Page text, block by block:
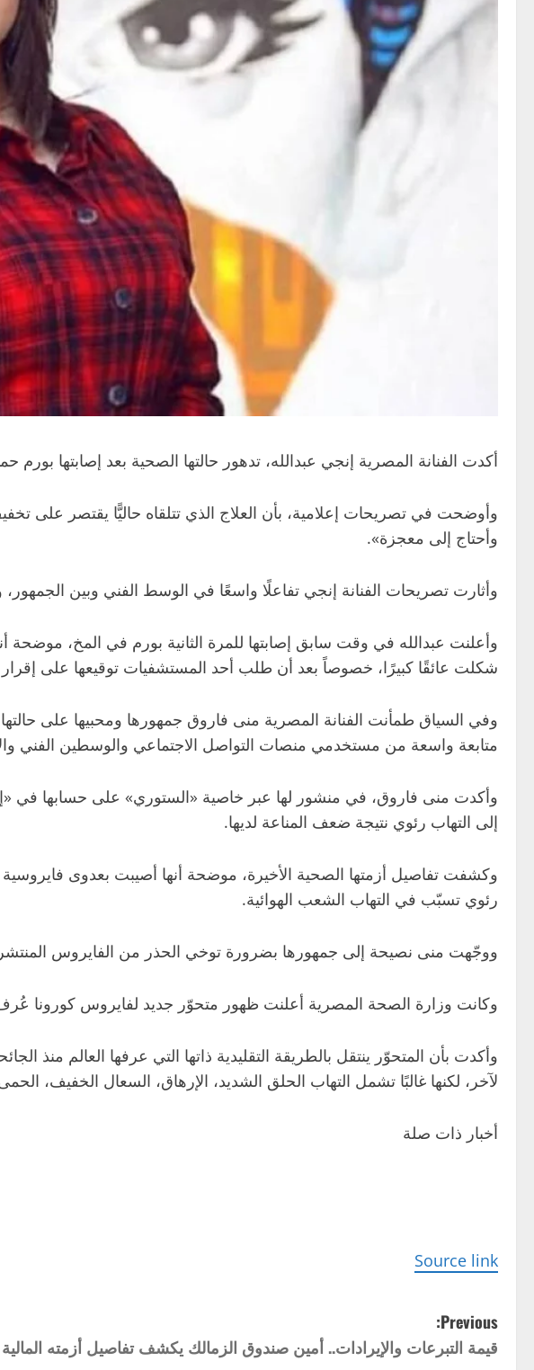
أكدت الفنانة المصرية إنجي عبدالله، تدهور حالتها الصحية بعد إصابتها
وأوضحت في تصريحات إعلامية، بأن العلاج الذي تتلقاه حاليًّا يقتصر
وأحتاج إلى معجزة».
وأثارت تصريحات الفنانة إنجي تفاعلًا واسعًا في الوسط الفني وبين
شكلت عائقًا كبيرًا، خصوصاً بعد أن طلب أحد المستشفيات توقيعها على
وفي السياق طمأنت الفنانة المصرية منى فاروق جمهورها ومحبيها على
متابعة واسعة من مستخدمي منصات التواصل الاجتماعي والوسطين الفني
وأكدت منى فاروق، في منشور لها عبر خاصية «الستوري» على حسابها في
إلى التهاب رئوي نتيجة ضعف المناعة لديها.
وكشفت تفاصيل أزمتها الصحية الأخيرة، موضحة أنها أصيبت بعدوى
رئوي تسبّب في التهاب الشعب الهوائية.
ووجّهت منى نصيحة إلى جمهورها بضرورة توخي الحذر من الفايروس المنتشر
وكانت وزارة الصحة المصرية أعلنت ظهور متحوّر جديد لفايروس كورونا
وأكدت بأن المتحوّر ينتقل بالطريقة التقليدية ذاتها التي عرفها
لآخر، لكنها غالبًا تشمل التهاب الحلق الشديد، الإرهاق، السعال الخفيف،
أخبار ذات صلة
Source link
P
Previous:
قيمة التبرعات والإيرادات.. أمين صندوق الزمالك يكشف تفاصيل أزمته المالية